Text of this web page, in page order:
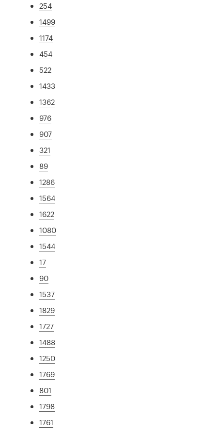
254
1499
1174
454
522
1433
1362
976
907
321
89
1286
1564
1622
1080
1544
17
90
1537
1829
1727
1488
1250
1769
801
1798
1761